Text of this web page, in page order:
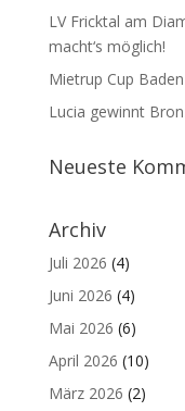
LV Fricktal am
macht‘s möglich!
Mietrup Cup
Lucia gewinnt
Neueste
Archiv
Juli 2026 (4)
Juni 2026 (4)
Mai 2026 (6)
April 2026 (10)
März 2026 (2)